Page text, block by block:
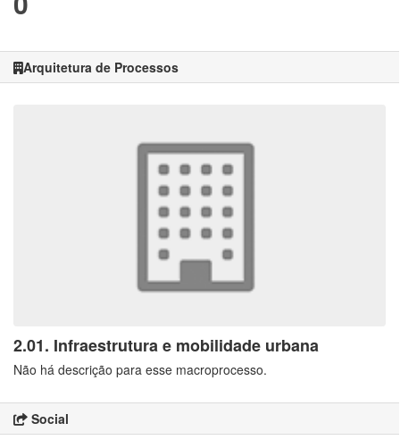
Arquitetura de Processos
2.01. Infraestrutura e mobilidade urbana
Não há descrição para esse macroprocesso.
Social